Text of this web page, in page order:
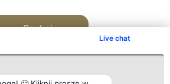
Live chat
Szukaj